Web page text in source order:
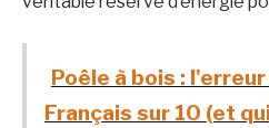
Poêle à bois :
Français sur 10 (et